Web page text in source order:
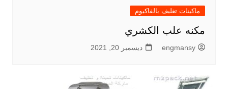
ماكينات تغليف بالفاكيوم
مكنه علب الكشري
engmansy ديسمبر 20, 2021